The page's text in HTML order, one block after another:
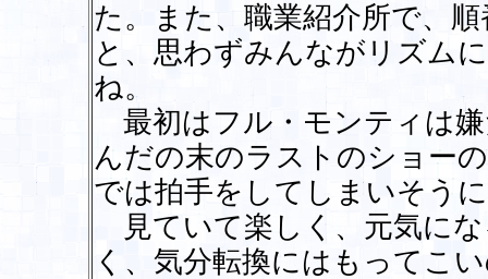
た。また、職業紹介所で、
と、思わずみんながリズム
ね。
最初はフル・モンティは
んだの末のラストのショー
では拍手をしてしまいそう
見ていて楽しく、元気に
く、気分転換にはもってこ